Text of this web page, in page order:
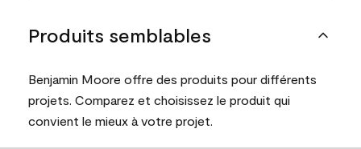
Produits semblables
Benjamin Moore offre des produits pour différents
projets. Comparez et choisissez le produit qui
convient le mieux à votre projet.